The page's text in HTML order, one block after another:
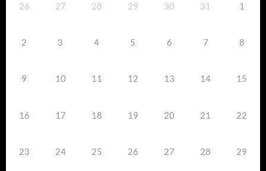
26 27 28 29 30 31 1
2 3 4 5 6 7 8
9 10 11 12 13 14 15
16 17 18 19 20 21 22
23 24 25 26 27 28 29